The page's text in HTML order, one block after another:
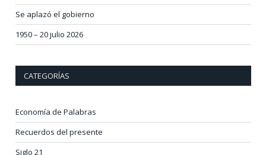
Se aplazó el gobierno
1950 – 20 julio 2026
CATEGORÍAS
Economía de Palabras
Recuerdos del presente
Siglo 21